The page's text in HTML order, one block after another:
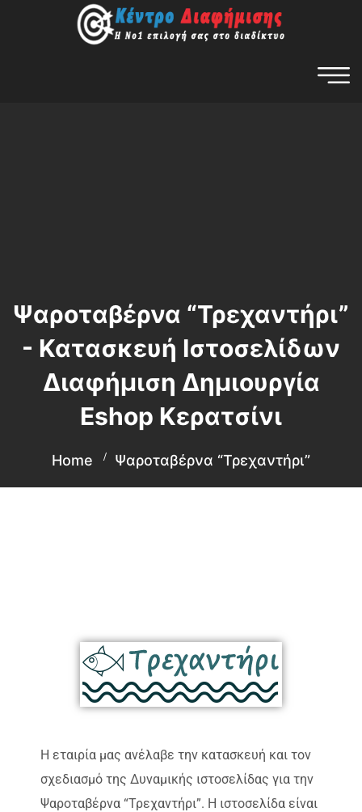
Ψαροταβέρνα “Τρεχαντήρι”
- Κατασκευή Ιστοσελίδων
Διαφήμιση Δημιουργία
Eshop Κερατσίνι
Home Ψαροταβέρνα “Τρεχαντήρι”
Η εταιρία μας ανέλαβε την κατασκευή και τον
σχεδιασμό της Δυναμικής ιστοσελίδας για την
Ψαροταβέρνα “Τρεχαντήρι”. Η ιστοσελίδα είναι